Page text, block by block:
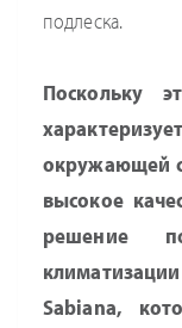
подлеска.
Поскольку
окружающей
высокое
решение
Sabiana,